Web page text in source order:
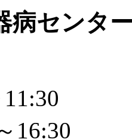
病センタ
16:30